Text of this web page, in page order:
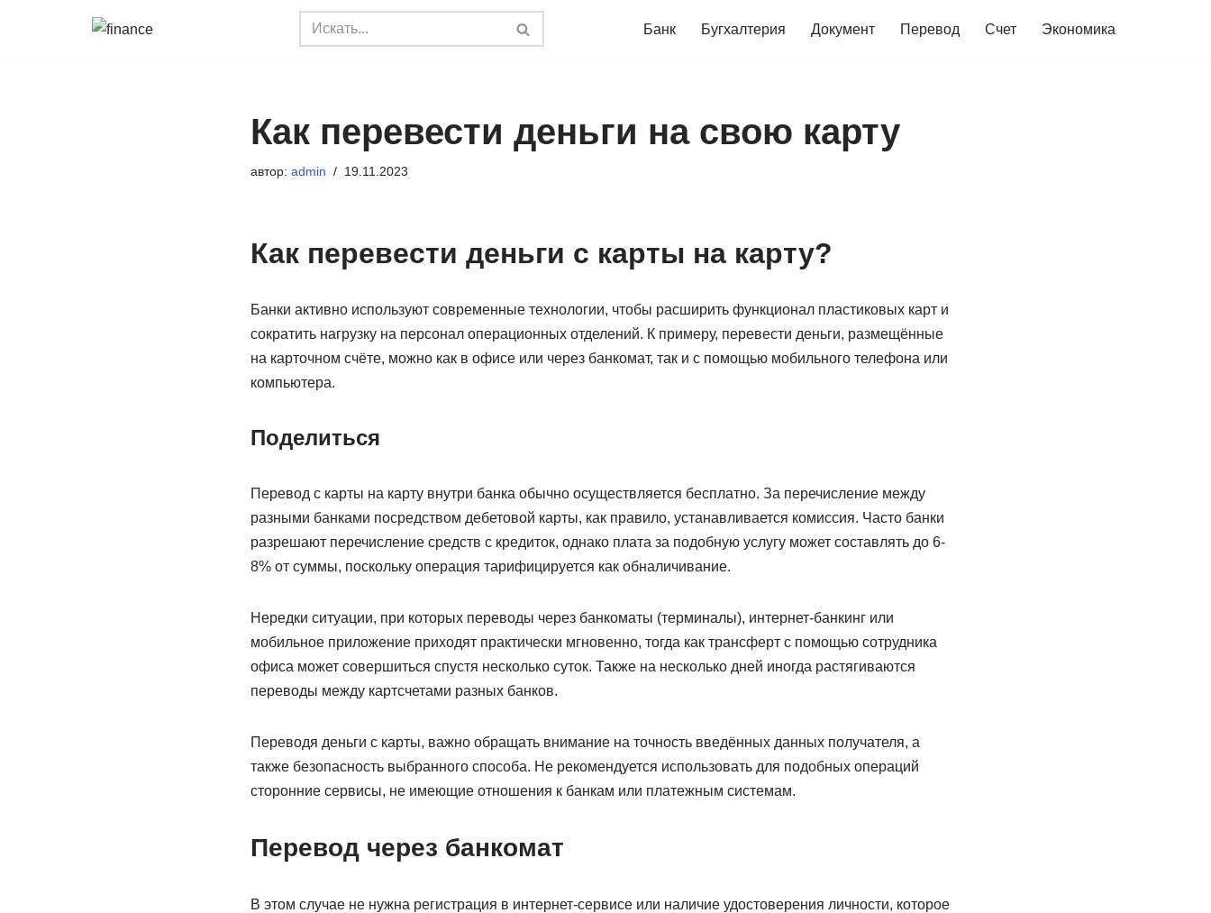
Банк Бугхалтерия Документ Перевод Счет Экономика
Как перевести деньги на свою карту
автор: admin 19.11.2023
Как перевести деньги с карты на карту?
Банки активно используют современные технологии, чтобы расширить функционал пластиковых карт и
сократить нагрузку на персонал операционных отделений. К примеру, перевести деньги, размещённые
на карточном счёте, можно как в офисе или через банкомат, так и с помощью мобильного телефона или
компьютера.
Поделиться
Перевод с карты на карту внутри банка обычно осуществляется бесплатно. За перечисление между
разными банками посредством дебетовой карты, как правило, устанавливается комиссия. Часто банки
разрешают перечисление средств с кредиток, однако плата за подобную услугу может составлять до 6-
8% от суммы, поскольку операция тарифицируется как обналичивание.
Нередки ситуации, при которых переводы через банкоматы (терминалы), интернет-банкинг или
мобильное приложение приходят практически мгновенно, тогда как трансферт с помощью сотрудника
офиса может совершиться спустя несколько суток. Также на несколько дней иногда растягиваются
переводы между картсчетами разных банков.
Переводя деньги с карты, важно обращать внимание на точность введённых данных получателя, а
также безопасность выбранного способа. Не рекомендуется использовать для подобных операций
сторонние сервисы, не имеющие отношения к банкам или платежным системам.
Перевод через банкомат
В этом случае не нужна регистрация в интернет-сервисе или наличие удостоверения личности, которое